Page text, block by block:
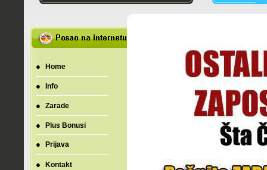
● Home
● Info
● Zarade
● Plus Bonusi
● Prijava
● Kontakt